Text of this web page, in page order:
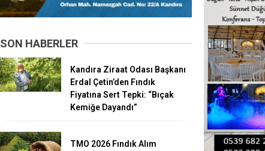
SON HABERLER
Kandıra Ziraat Odası Başkanı
Erdal Çetin’den Fındık
Fiyatına Sert Tepki: “Bıçak
Kemiğe Dayandı”
TMO 2026 Fındık Alım